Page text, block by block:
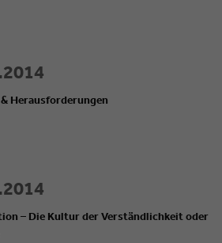
Herausforderungen
– Die Kultur der Verständlichkeit oder